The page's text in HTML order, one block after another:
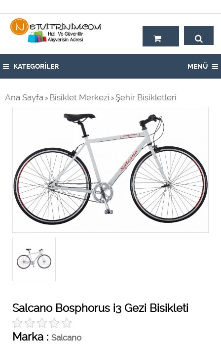
KATEGORİLER MENÜ
Ana Sayfa > Bisiklet Merkezi > Şehir Bisikletleri
Salcano Bosphorus i3 Gezi Bisikleti
Marka : Salcano